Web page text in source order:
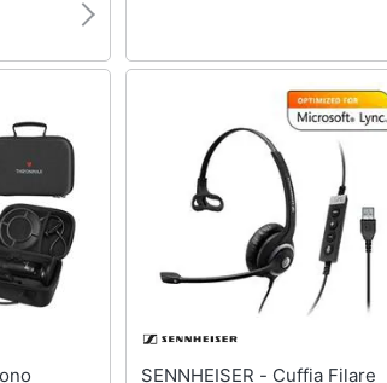
SENNHEISER - Cuffia Filare